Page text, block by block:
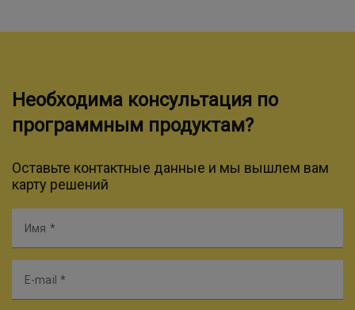
Необходима консультация по
программным продуктам?
Оставьте контактные данные и мы вышлем вам
карту решений
Имя
E-mail